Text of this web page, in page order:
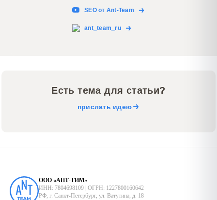
SEO от Ant-Team
ant_team_ru
Есть тема для статьи?
прислать идею
ООО «АНТ-ТИМ»
ИНН: 7804698109 | ОГРН: 1227800160642
РФ, г. Санкт-Петербург, ул. Ватутина, д. 18